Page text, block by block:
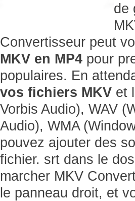
de
Convertisseur peut
MKV en MP4 pour
populaires. En
vos fichiers MKV et
Vorbis Audio), WAV
Audio), WMA
pouvez ajouter des
fichier. srt dans le
marcher MKV
le panneau droit, et